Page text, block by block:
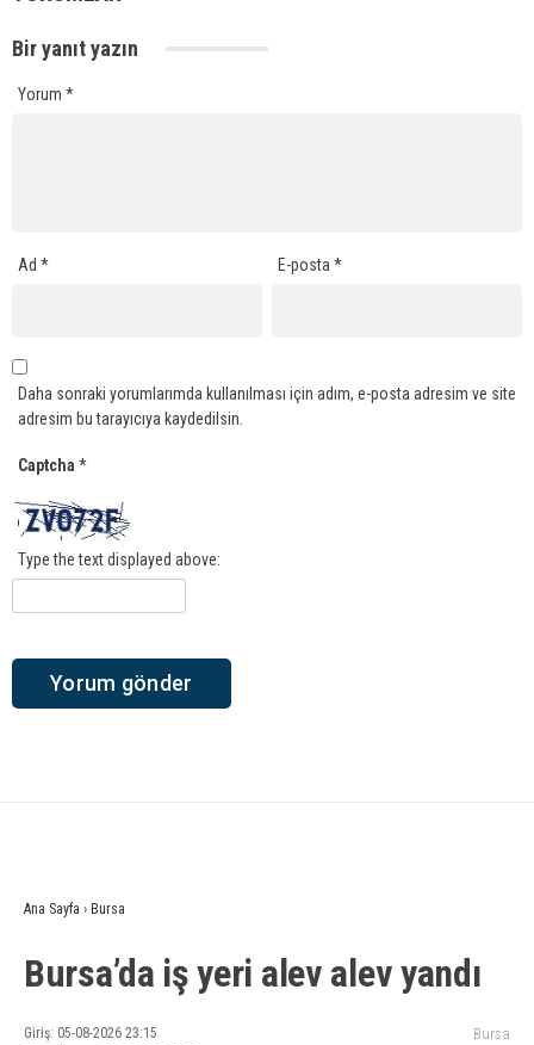
Bir yanıt yazın
Yorum *
Ad * E-posta*
Daha sonraki yorumlarımda kullanılması için adım, e-posta adresim ve site
adresim bu tarayıcıya kaydedilsin.
Captcha *
Type the text displayed above:
Ana Sayfa › Bursa
Bursa’da iş yeri alev alev yandı
Giriş: 05-08-2026 23:15
Bursa